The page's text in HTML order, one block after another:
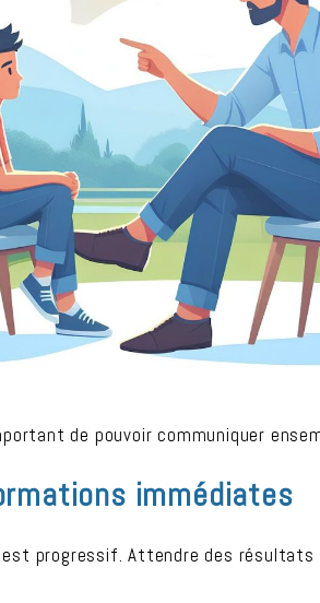
de pouvoir communiquer
immédiates
est progressif. Attendre des